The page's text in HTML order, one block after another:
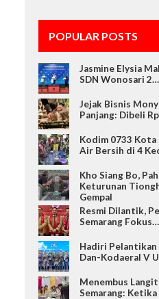
POPULAR POSTS
Jasmine Elysia
SDN Wonosari 2…
Jejak Bisnis
Panjang: Dibeli
Kodim 0733 Kota
Air Bersih di 4
Kho Siang Bo,
Keturunan
Gempal
Resmi Dilantik,
Semarang Fokus…
Hadiri Pelantikan
Dan-Kodaeral V
Menembus
Semarang: